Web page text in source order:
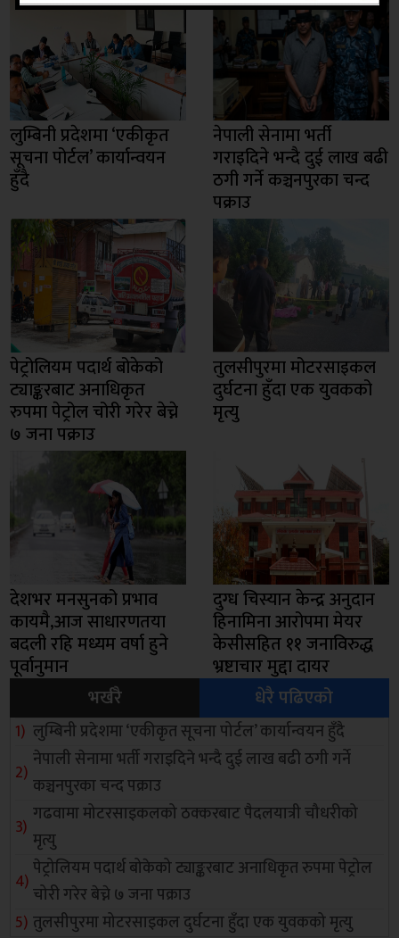
लुम्बिनी प्रदेशमा ‘एकीकृत
सूचना पोर्टल’ कार्यान्वयन
हुँदै
नेपाली सेनामा भर्ती
गराइदिने भन्दै दुई लाख बढी
ठगी गर्ने कञ्चनपुरका चन्द
पक्राउ
पेट्रोलियम पदार्थ बोकेको
ट्याङ्करबाट अनाधिकृत
रुपमा पेट्रोल चोरी गरेर बेच्ने
७ जना पक्राउ
तुलसीपुरमा मोटरसाइकल
दुर्घटना हुँदा एक युवकको
मृत्यु
देशभर मनसुनको प्रभाव
कायमै,आज साधारणतया
बदली रहि मध्यम वर्षा हुने
पूर्वानुमान
दुग्ध चिस्यान केन्द्र अनुदान
हिनामिना आरोपमा मेयर
केसीसहित ११ जनाविरुद्ध
भ्रष्टाचार मुद्दा दायर
भर्खरै
धेरै पढिएको
लुम्बिनी प्रदेशमा ‘एकीकृत सूचना पोर्टल’ कार्यान्वयन हुँदै
नेपाली सेनामा भर्ती गराइदिने भन्दै दुई लाख बढी ठगी गर्ने
कञ्चनपुरका चन्द पक्राउ
गढवामा मोटरसाइकलको ठक्करबाट पैदलयात्री चौधरीको
मृत्यु
पेट्रोलियम पदार्थ बोकेको ट्याङ्करबाट अनाधिकृत रुपमा पेट्रोल
चोरी गरेर बेच्ने ७ जना पक्राउ
तुलसीपुरमा मोटरसाइकल दुर्घटना हुँदा एक युवकको मृत्यु